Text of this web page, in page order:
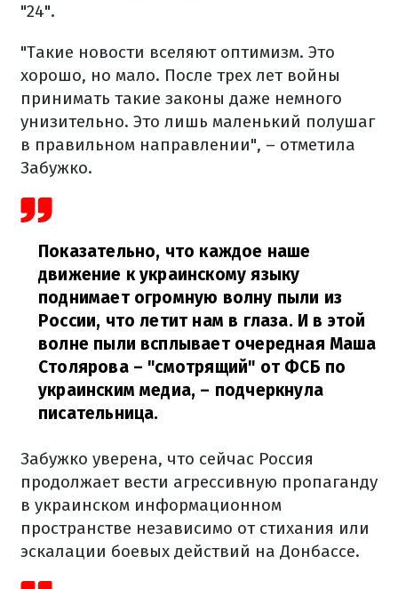
"24".
"Такие новости вселяют оптимизм. Это
хорошо, но мало. После трех лет войны
принимать такие законы даже немного
унизительно. Это лишь маленький полушаг
в правильном направлении", – отметила
Забужко.
Показательно, что каждое наше
движение к украинскому языку
поднимает огромную волну пыли из
России, что летит нам в глаза. И в этой
волне пыли всплывает очередная Маша
Столярова – "смотрящий" от ФСБ по
украинским медиа, – подчеркнула
писательница.
Забужко уверена, что сейчас Россия
продолжает вести агрессивную пропаганду
в украинском информационном
пространстве независимо от стихания или
эскалации боевых действий на Донбассе.